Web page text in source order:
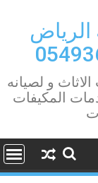
الرياض
و لصيانه
المكيفات